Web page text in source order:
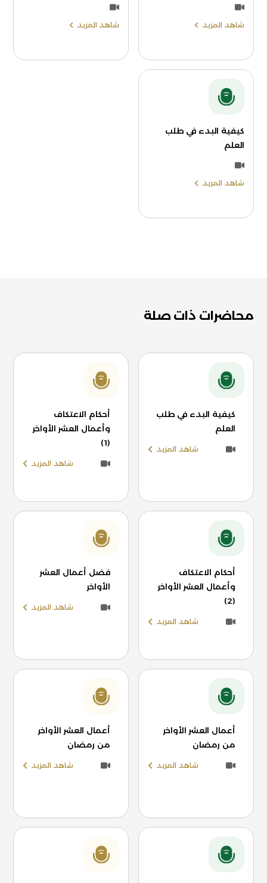
شاهد المزيد شاهد المزيد
كيفية البدء في طلب
العلم
شاهد المزيد
محاضرات ذات صلة
كيفية البدء في طلب
العلم
شاهد المزيد
أحكام الاعتكاف
وأعمال العشر الأواخر
(1)
شاهد المزيد
أحكام الاعتكاف
وأعمال العشر الأواخر
(2)
شاهد المزيد
فضل أعمال العشر
الأواخر
شاهد المزيد
أعمال العشر الأواخر
من رمضان
شاهد المزيد
أعمال العشر الأواخر
من رمضان
شاهد المزيد